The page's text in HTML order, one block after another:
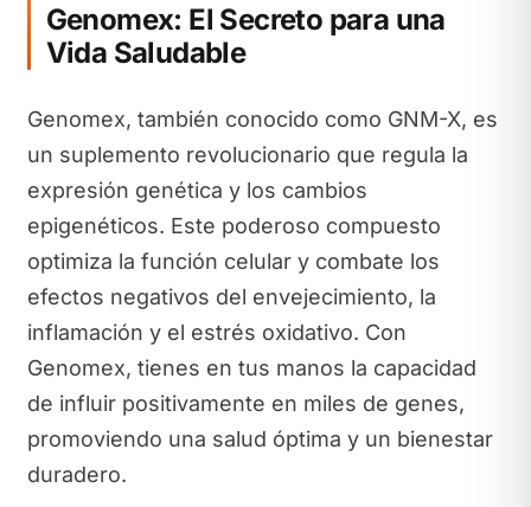
Genomex: El Secreto para una
Vida Saludable
Genomex, también conocido como GNM-X, es
un suplemento revolucionario que regula la
expresión genética y los cambios
epigenéticos. Este poderoso compuesto
optimiza la función celular y combate los
efectos negativos del envejecimiento, la
inflamación y el estrés oxidativo. Con
Genomex, tienes en tus manos la capacidad
de influir positivamente en miles de genes,
promoviendo una salud óptima y un bienestar
duradero.